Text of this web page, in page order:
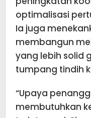
optimalisasi
Ia juga
membangun
yang lebih solid
tumpang tindih
“Upaya
membutuhkan